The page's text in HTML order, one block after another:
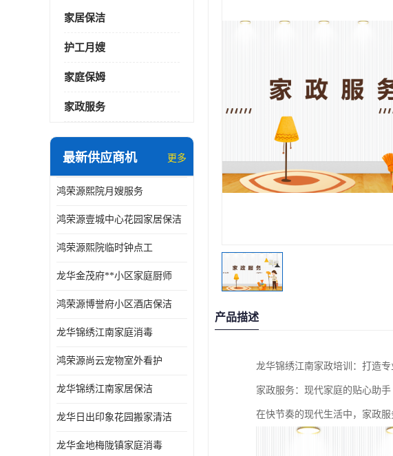
家居保洁
护工月嫂
家庭保姆
家政服务
最新供应商机 更多
鸿荣源熙院月嫂服务
鸿荣源壹城中心花园家居保洁
鸿荣源熙院临时钟点工
龙华金茂府**小区家庭厨师
鸿荣源博誉府小区酒店保洁
龙华锦绣江南家庭消毒
鸿荣源尚云宠物室外看护
龙华锦绣江南家居保洁
龙华日出印象花园搬家清洁
龙华金地梅陇镇家庭消毒
产品描述
龙华锦绣江南家政培训：打造
家政服务：现代家庭的贴心助手
在快节奏的现代生活中，家政